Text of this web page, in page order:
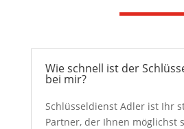
Wie schnell ist der
bei mir?
Schlüsseldienst Adler ist Ihr
Partner, der Ihnen möglichst